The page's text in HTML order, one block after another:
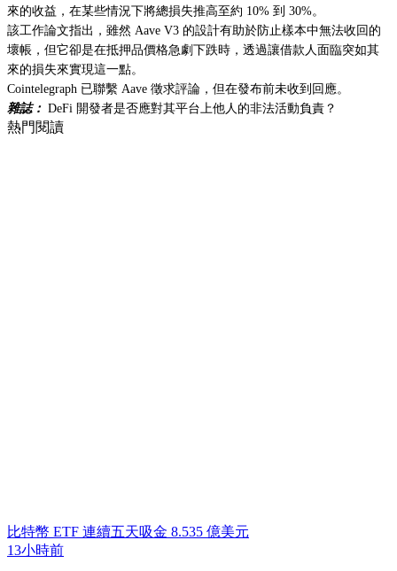
來的收益，在某些情況下將總損失推高至約 10% 到 30%。
該工作論文指出，雖然 Aave V3 的設計有助於防止樣本中無法收回的
壞帳，但它卻是在抵押品價格急劇下跌時，透過讓借款人面臨突如其
來的損失來實現這一點。
Cointelegraph 已聯繫 Aave 徵求評論，但在發布前未收到回應。
雜誌： DeFi 開發者是否應對其平台上他人的非法活動負責？
熱門閱讀
比特幣 ETF 連續五天吸金 8.535 億美元
13小時前